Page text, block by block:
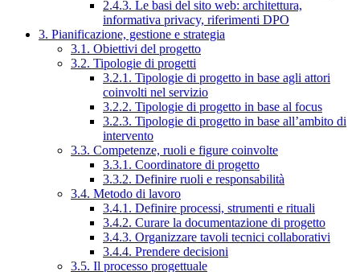
2.4.3. Le basi del sito web: architettura,
informativa privacy, riferimenti DPO
3. Pianificazione, gestione e strategia
3.1. Obiettivi del progetto
3.2. Tipologie di progetti
3.2.1. Tipologie di progetto in base agli attori
coinvolti nel servizio
3.2.2. Tipologie di progetto in base al focus
3.2.3. Tipologie di progetto in base all’ambito di
intervento
3.3. Competenze, ruoli e figure coinvolte
3.3.1. Coordinatore di progetto
3.3.2. Definire ruoli e responsabilità
3.4. Metodo di lavoro
3.4.1. Definire processi, strumenti e rituali
3.4.2. Curare la documentazione di progetto
3.4.3. Organizzare tavoli tecnici collaborativi
3.4.4. Prendere decisioni
3.5. Il processo progettuale